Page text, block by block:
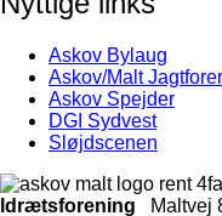
Askov Bylaug
Askov/Malt
Askov Spejder
DGI Sydvest
Sløjdscenen
Idrætsforening
Maltvej